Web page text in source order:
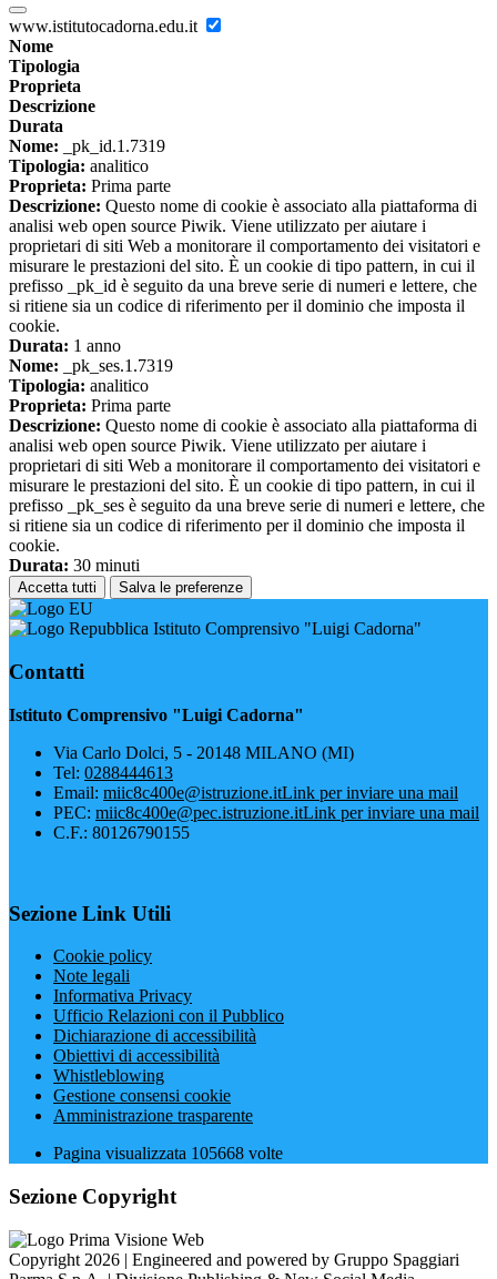
www.istitutocadorna.edu.it
Nome
Tipologia
Proprieta
Descrizione
Durata
Nome: _pk_id.1.7319
Tipologia: analitico
Proprieta: Prima parte
Descrizione: Questo nome di cookie è associato alla piattaforma di
analisi web open source Piwik. Viene utilizzato per aiutare i
proprietari di siti Web a monitorare il comportamento dei visitatori e
misurare le prestazioni del sito. È un cookie di tipo pattern, in cui il
prefisso _pk_id è seguito da una breve serie di numeri e lettere, che
si ritiene sia un codice di riferimento per il dominio che imposta il
cookie.
Durata: 1 anno
Nome: _pk_ses.1.7319
Tipologia: analitico
Proprieta: Prima parte
Descrizione: Questo nome di cookie è associato alla piattaforma di
analisi web open source Piwik. Viene utilizzato per aiutare i
proprietari di siti Web a monitorare il comportamento dei visitatori e
misurare le prestazioni del sito. È un cookie di tipo pattern, in cui il
prefisso _pk_ses è seguito da una breve serie di numeri e lettere, che
si ritiene sia un codice di riferimento per il dominio che imposta il
cookie.
Durata: 30 minuti
Accetta tutti Salva le preferenze
Istituto Comprensivo "Luigi Cadorna"
Contatti
Istituto Comprensivo "Luigi Cadorna"
Via Carlo Dolci, 5 - 20148 MILANO (MI)
Tel: 0288444613
Email: miic8c400e@istruzione.itLink per inviare una mail
PEC: miic8c400e@pec.istruzione.itLink per inviare una mail
C.F.: 80126790155
Sezione Link Utili
Cookie policy
Note legali
Informativa Privacy
Ufficio Relazioni con il Pubblico
Dichiarazione di accessibilità
Obiettivi di accessibilità
Whistleblowing
Gestione consensi cookie
Amministrazione trasparente
Pagina visualizzata 105668 volte
Sezione Copyright
Copyright 2026 | Engineered and powered by Gruppo Spaggiari